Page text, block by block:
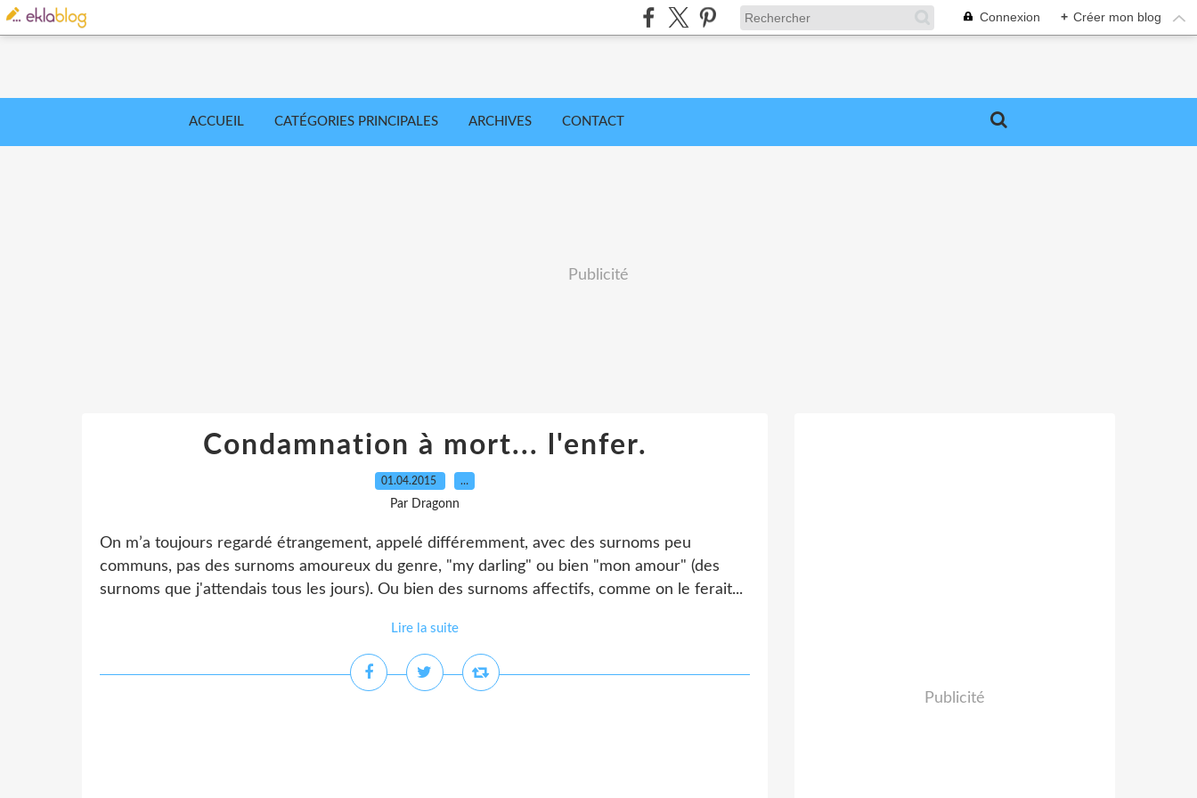
Connexion + Créer mon blog
ACCUEIL CATÉGORIES PRINCIPALES ARCHIVES CONTACT
Publicité
Condamnation à mort... l'enfer.
01.04.2015 …
Par Dragonn
On m’a toujours regardé étrangement, appelé différemment, avec des surnoms peu
communs, pas des surnoms amoureux du genre, "my darling" ou bien "mon amour" (des
surnoms que j'attendais tous les jours). Ou bien des surnoms affectifs, comme on le ferait...
Lire la suite
Publicité